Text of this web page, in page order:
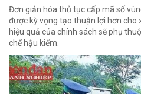
Đơn giản hóa thủ tục cấp mã số
được kỳ vọng tạo thuận lợi hơn cho
hiệu quả của chính sách sẽ phụ
chế hậu kiểm.